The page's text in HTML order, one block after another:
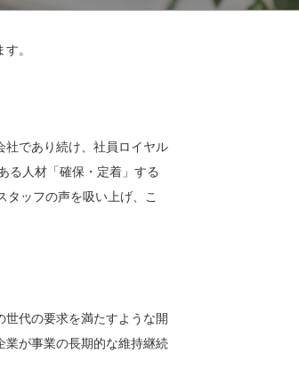
。
社であり続け、社員ロイヤル
る人材「確保・定着」する
ッフの声を吸い上げ、こ
代の要求を満たすような開
業が事業の長期的な維持継続